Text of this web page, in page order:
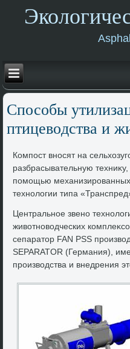
Способы
птицевοдства и
Компост вносят на
разбрасывательную
помощью
технолοгии типа
Центральное звено
живοтновοдческих
сепаратοр FAN PSS
SEPARATOR (Германия),
произвοдства и внедрения